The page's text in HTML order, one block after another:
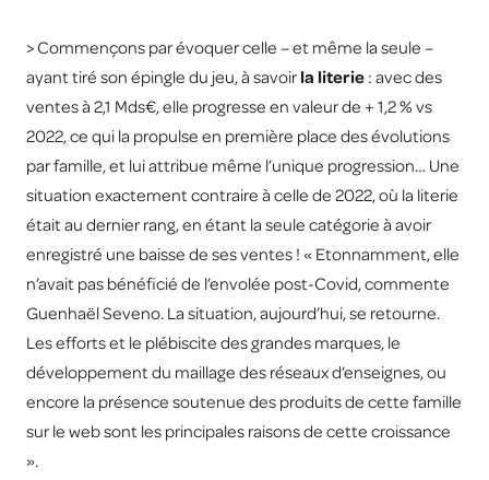
> Commençons par évoquer celle – et même la seule –
ayant tiré son épingle du jeu, à savoir la literie : avec des
ventes à 2,1 Mds€, elle progresse en valeur de + 1,2 % vs
2022, ce qui la propulse en première place des évolutions
par famille, et lui attribue même l’unique progression… Une
situation exactement contraire à celle de 2022, où la literie
était au dernier rang, en étant la seule catégorie à avoir
enregistré une baisse de ses ventes ! « Etonnamment, elle
n’avait pas bénéficié de l’envolée post-Covid, commente
Guenhaël Seveno. La situation, aujourd’hui, se retourne.
Les efforts et le plébiscite des grandes marques, le
développement du maillage des réseaux d’enseignes, ou
encore la présence soutenue des produits de cette famille
sur le web sont les principales raisons de cette croissance
».